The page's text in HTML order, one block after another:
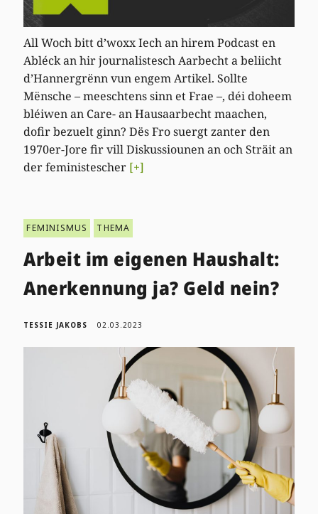
All Woch bitt d’woxx Iech an hirem Podcast en
Abléck an hir journalistesch Aarbecht a beliicht
d’Hannergrënn vun engem Artikel. Sollte
Mënsche – meeschtens sinn et Frae –, déi doheem
bléiwen an Care- an Hausaarbecht maachen,
dofir bezuelt ginn? Dës Fro suergt zanter den
1970er-Jore fir vill Diskussiounen an och Sträit an
der feministescher [+]
FEMINISMUS THEMA
Arbeit im eigenen Haushalt:
Anerkennung ja? Geld nein?
TESSIE JAKOBS 02.03.2023